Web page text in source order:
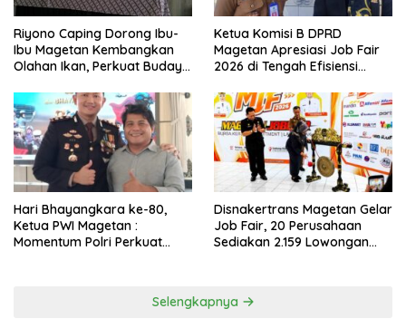
Riyono Caping Dorong Ibu-
Ibu Magetan Kembangkan
Olahan Ikan, Perkuat Budaya
Ketua Komisi B DPRD
Magetan Apresiasi Job Fair
2026 di Tengah Efisiensi
Hari Bhayangkara ke-80,
Ketua PWI Magetan :
Momentum Polri Perkuat
Disnakertrans Magetan Gelar
Job Fair, 20 Perusahaan
Sediakan 2.159 Lowongan
Selengkapnya